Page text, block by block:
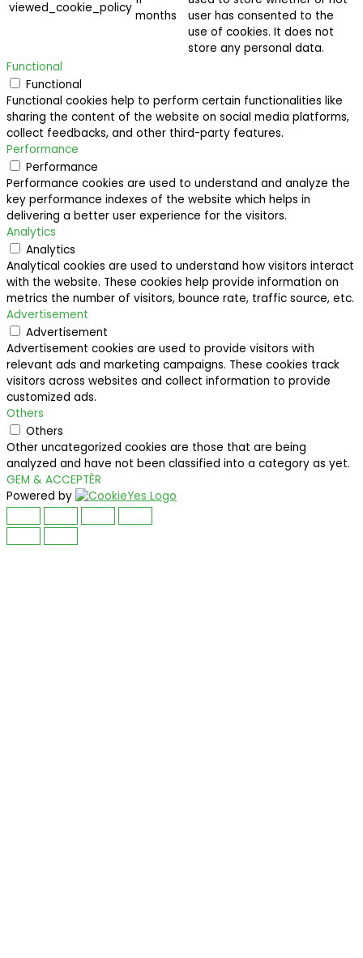
viewed_cookie_policy
months
user has consented to the
use of cookies. It does not
store any personal data.
Functional
Functional
Functional cookies help to perform certain functionalities like
sharing the content of the website on social media platforms,
collect feedbacks, and other third-party features.
Performance
Performance
Performance cookies are used to understand and analyze the
key performance indexes of the website which helps in
delivering a better user experience for the visitors.
Analytics
Analytics
Analytical cookies are used to understand how visitors interact
with the website. These cookies help provide information on
metrics the number of visitors, bounce rate, traffic source, etc.
Advertisement
Advertisement
Advertisement cookies are used to provide visitors with
relevant ads and marketing campaigns. These cookies track
visitors across websites and collect information to provide
customized ads.
Others
Others
Other uncategorized cookies are those that are being
analyzed and have not been classified into a category as yet.
GEM & ACCEPTÈR
Powered by